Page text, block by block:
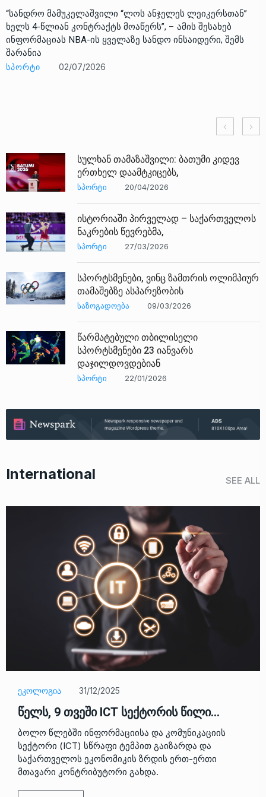
“სანდრო მამუკელაშვილი “ლოს ანჯელეს ლეიკერსთან”
ხელს 4-წლიან კონტრაქტს მოაწერს”, – ამის შესახებ
ინფორმაციას NBA-ის ყველაზე სანდო ინსაიდერი, შემს
შარანია
ᲡᲞᲝᲠᲢᲘ 02/07/2026
სულხან თამაზაშვილი: ბათუმი კიდევ
ერთხელ დაამტკიცებს,
ᲡᲞᲝᲠᲢᲘ 20/04/2026
ისტორიაში პირველად – საქართველოს
ნაკრების წევრებმა,
ᲡᲞᲝᲠᲢᲘ 27/03/2026
სპორტსმენები, ვინც ზამთრის ოლიმპიურ
თამაშებზე ასპარეზობის
ᲡᲐᲖᲝᲒᲐᲓᲝᲔᲑᲐ 09/03/2026
წარმატებული თბილისელი
სპორტსმენები 23 იანვარს
დაჯილდოვდებიან
ᲡᲞᲝᲠᲢᲘ 22/01/2026
International SEE ALL
ᲔᲙᲝᲚᲝᲒᲘᲐ 31/12/2025
წელს, 9 თვეში ICT სექტორის წილი…
ბოლო წლებში ინფორმაციისა და კომუნიკაციის
სექტორი (ICT) სწრაფი ტემპით გაიზარდა და
საქართველოს ეკონომიკის ზრდის ერთ-ერთი
მთავარი კონტრიბუტორი გახდა.